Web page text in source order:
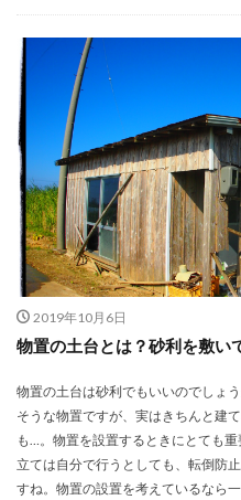
2019年10月6日
物置の土台とは？砂利を敷い
物置の土台は砂利でもいいのでしょ
そうな物置ですが、実はきちんと建
も…。物置を設置するときにとても
立ては自分で行うとしても、転倒防
すね。物置の設置を考えているなら